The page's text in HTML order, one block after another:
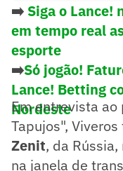
➡️ Siga o Lance!
em tempo real
esporte
➡️Só jogão!
Lance! Betting
Nordeste
Em entrevista
Tapujos",
Zenit, da
na janela de